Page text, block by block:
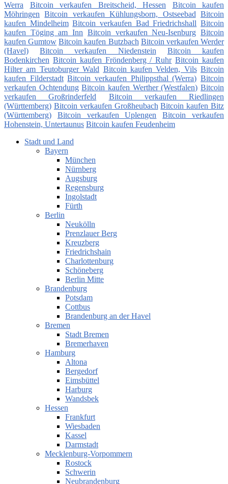
Werra
Bitcoin verkaufen Breitscheid, Hessen
Bitcoin kaufen
Möhringen
Bitcoin verkaufen Kühlungsborn, Ostseebad Bitcoin
kaufen Mindelheim Bitcoin verkaufen Bad Friedrichshall Bitcoin
kaufen Töging am Inn Bitcoin verkaufen Neu-Isenburg Bitcoin
kaufen Gumtow Bitcoin kaufen Butzbach Bitcoin verkaufen Werder
(Havel)
Bitcoin verkaufen Niedenstein
Bitcoin kaufen
Bodenkirchen Bitcoin kaufen Fröndenberg / Ruhr Bitcoin kaufen
Hilter am Teutoburger Wald Bitcoin kaufen Velden, Vils Bitcoin
kaufen Filderstadt Bitcoin verkaufen Philippsthal (Werra) Bitcoin
verkaufen Ochtendung Bitcoin kaufen Werther (Westfalen) Bitcoin
verkaufen Großrinderfeld
Bitcoin verkaufen Riedlingen
(Württemberg) Bitcoin verkaufen Großheubach Bitcoin kaufen Bitz
(Württemberg)
Bitcoin verkaufen Uplengen
Bitcoin verkaufen
Hohenstein, Untertaunus Bitcoin kaufen Feudenheim
Stadt und Land
Bayern
München
Nürnberg
Augsburg
Regensburg
Ingolstadt
Fürth
Berlin
Neukölln
Prenzlauer Berg
Kreuzberg
Friedrichshain
Charlottenburg
Schöneberg
Berlin Mitte
Brandenburg
Potsdam
Cottbus
Brandenburg an der Havel
Bremen
Stadt Bremen
Bremerhaven
Hamburg
Altona
Bergedorf
Eimsbüttel
Harburg
Wandsbek
Hessen
Frankfurt
Wiesbaden
Kassel
Darmstadt
Mecklenburg-Vorpommern
Rostock
Schwerin
Neubrandenburg